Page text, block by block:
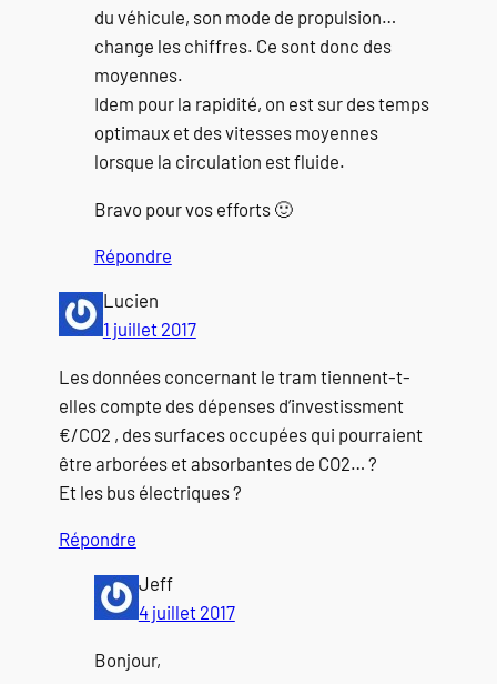
du véhicule, son mode de propulsion…
change les chiffres. Ce sont donc des
moyennes.
Idem pour la rapidité, on est sur des temps
optimaux et des vitesses moyennes
lorsque la circulation est fluide.
Bravo pour vos efforts 🙂
Répondre
Lucien
1 juillet 2017
Les données concernant le tram tiennent-t-
elles compte des dépenses d’investissment
€/CO2 , des surfaces occupées qui pourraient
être arborées et absorbantes de CO2… ?
Et les bus électriques ?
Répondre
Jeff
4 juillet 2017
Bonjour,